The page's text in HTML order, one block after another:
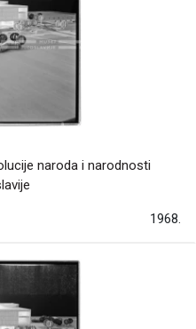
naroda i narodnosti
1968.